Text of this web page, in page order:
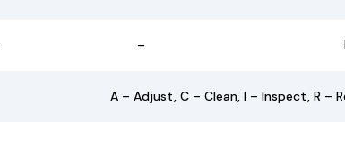
–
A – Adjust, C – Clean, I – Inspect, R –